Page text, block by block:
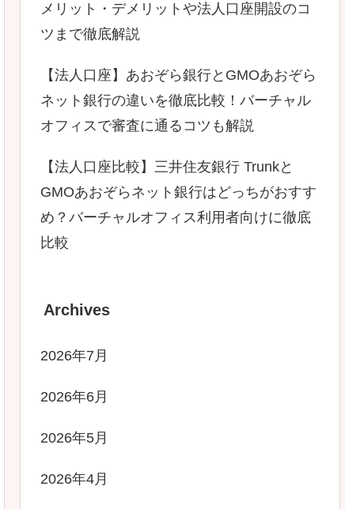
メリット・デメリットや法人口座開設のコ
ツまで徹底解説
【法人口座】あおぞら銀行とGMOあおぞら
ネット銀行の違いを徹底比較！バーチャル
オフィスで審査に通るコツも解説
【法人口座比較】三井住友銀行 Trunkと
GMOあおぞらネット銀行はどっちがおすす
め？バーチャルオフィス利用者向けに徹底
比較
Archives
2026年7月
2026年6月
2026年5月
2026年4月